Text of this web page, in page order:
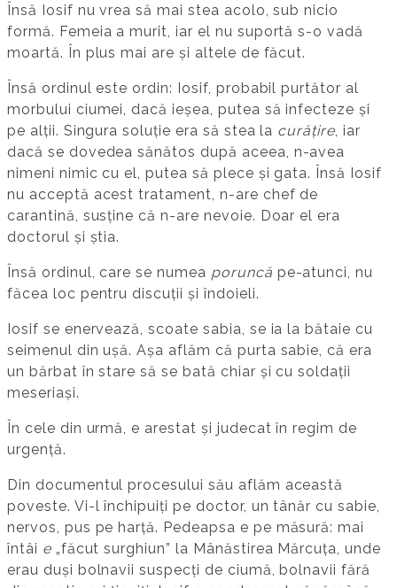
Însă Iosif nu vrea să mai stea acolo, sub nicio
formă. Femeia a murit, iar el nu suportă s-o vadă
moartă. În plus mai are și altele de făcut.
Însă ordinul este ordin: Iosif, probabil purtător al
morbului ciumei, dacă ieșea, putea să infecteze și
pe alții. Singura soluție era să stea la curățire , iar
dacă se dovedea sănătos după aceea, n-avea
nimeni nimic cu el, putea să plece și gata. Însă Iosif
nu acceptă acest tratament, n-are chef de
carantină, susține că n-are nevoie. Doar el era
doctorul și știa.
Însă ordinul, care se numea poruncă pe-atunci, nu
făcea loc pentru discuții și îndoieli.
Iosif se enervează, scoate sabia, se ia la bătaie cu
seimenul din ușă. Așa aflăm că purta sabie, că era
un bărbat în stare să se bată chiar și cu soldații
meseriași.
În cele din urmă, e arestat și judecat în regim de
urgență.
Din documentul procesului său aflăm această
poveste. Vi-l închipuiți pe doctor, un tânăr cu sabie,
nervos, pus pe harță. Pedeapsa e pe măsură: mai
întâi e„făcut surghiun” la Mânăstirea Mărcuța, unde
erau duși bolnavii suspecți de ciumă, bolnavii fără